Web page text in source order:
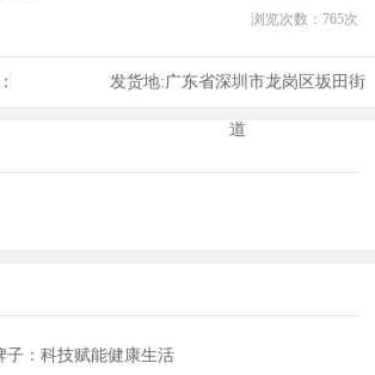
浏览次数： 765次
发货地:广东省深圳市龙岗区坂田街
道
子：科技赋能健康生活